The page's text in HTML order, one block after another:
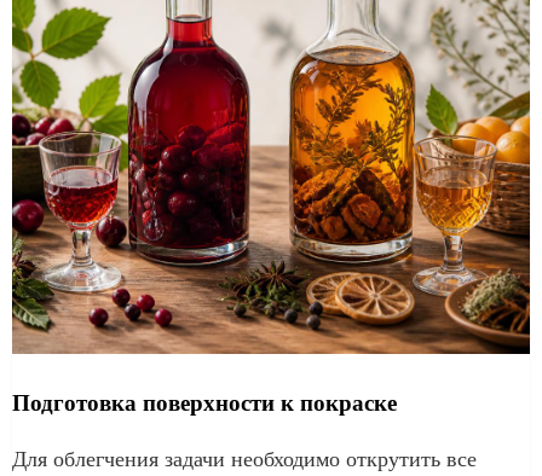
Подготовка поверхности к покраске
Для облегчения задачи необходимо открутить все